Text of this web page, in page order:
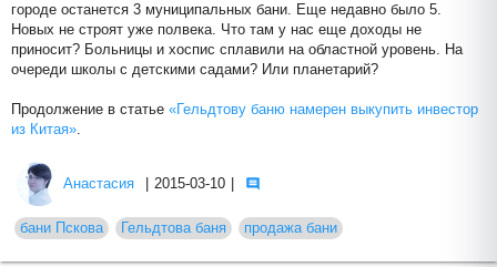
городе останется 3 муниципальных бани. Еще недавно было 5.
Новых не строят уже полвека. Что там у нас еще доходы не
приносит? Больницы и хоспис сплавили на областной уровень. На
очереди школы с детскими садами? Или планетарий?
Продолжение в статье «Гельдтову баню намерен выкупить инвестор
из Китая».
Анастасия 2015-03-10
бани Пскова Гельдтова баня продажа бани